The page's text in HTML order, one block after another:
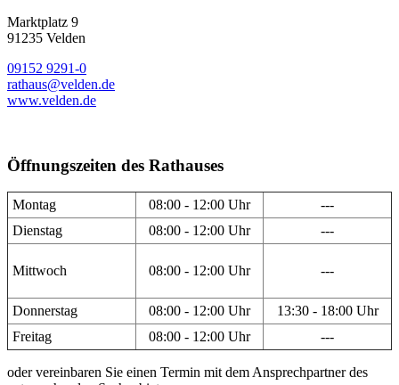
Marktplatz 9
91235 Velden
09152 9291-0
rathaus@velden.de
www.velden.de
Öffnungszeiten des Rathauses
Montag 08:00 - 12:00 Uhr
---
Dienstag
08:00 - 12:00 Uhr ---
Mittwoch 08:00 - 12:00 Uhr ---
Donnerstag 08:00 - 12:00 Uhr
13:30 - 18:00 Uhr
Freitag
08:00 - 12:00 Uhr ---
oder vereinbaren Sie einen Termin mit dem Ansprechpartner des